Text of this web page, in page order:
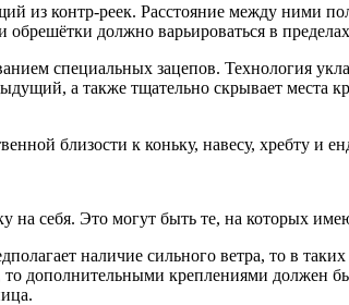
из контр-реек. Расстояние между ними
должно варьироваться в
специальных зацепов. Технология
а также тщательно скрывает места
близости к коньку, навесу, хребту и
на себя. Это могут быть те, на которых
наличие сильного ветра, то в
дополнительными креплениями должен